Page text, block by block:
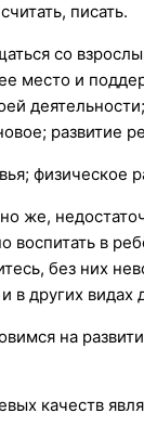
писать.
со
место и
развитие
физическое
же,
в
без них
в других видах
на
качеств